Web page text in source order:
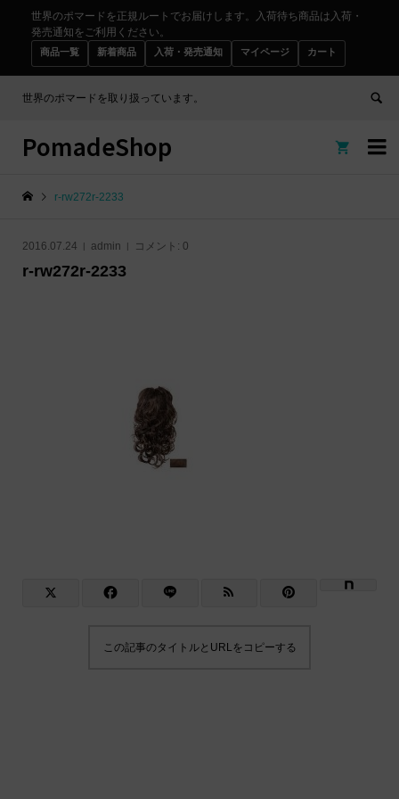
世界のポマードを正規ルートでお届けします。入荷待ち商品は入荷・
発売通知をご利用ください。
商品一覧 新着商品 入荷・発売通知 マイページ カート
世界のポマードを取り扱っています。

PomadeShop 
r-rw272r-2233
2016.07.24 admin コメント: 0
r-rw272r-2233
この記事のタイトルとURLをコピーする